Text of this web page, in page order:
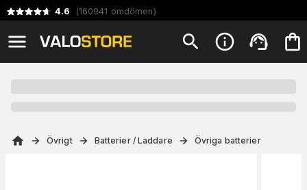
4.6 (160941 omdömen)
Övrigt Batterier / Laddare Övriga batterier